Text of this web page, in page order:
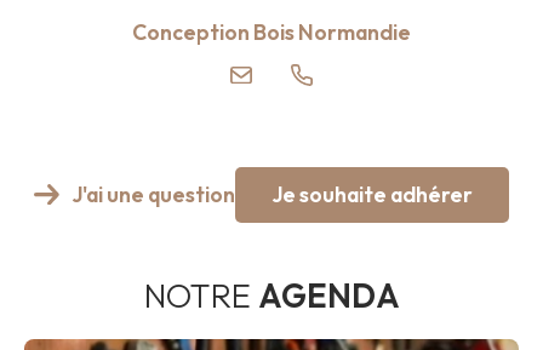
Conception Bois Normandie
J'ai une question Je souhaite adhérer
NOTRE AGENDA